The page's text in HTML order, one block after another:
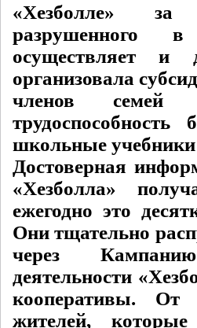
«Хезболле» за
разрушенного
осуществляет и
организовала
членов семей
школьные
Достоверная
«Хезболла»
ежегодно это
Они тщательно
через
деятельности
кооперативы. От
жителей,